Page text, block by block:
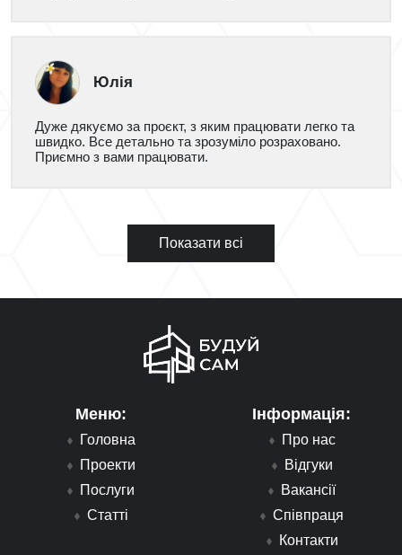
Юлія
Дуже дякуємо за проєкт, з яким працювати легко та
швидко. Все детально та зрозуміло розраховано.
Приємно з вами працювати.
Показати всі
Меню:
Головна
Проекти
Послуги
Статті
Інформація:
Про нас
Відгуки
Вакансії
Співпраця
Контакти